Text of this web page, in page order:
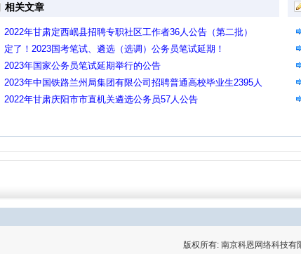
相关文章
2022年甘肃定西岷县招聘专职社区工作者36人公告（第二批）
定了！2023国考笔试、遴选（选调）公务员笔试延期！
2023年国家公务员笔试延期举行的公告
2023年中国铁路兰州局集团有限公司招聘普通高校毕业生2395人
公告(二)
2022年甘肃庆阳市市直机关遴选公务员57人公告
版权所有: 南京科恩网络科技